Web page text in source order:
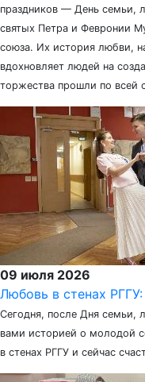
праздников — День семьи,
святых Петра и Февронии
союза. Их история любви,
вдохновляет людей на
торжества прошли по всей
09 июля 2026
Любовь в стенах
Сегодня, после Дня семьи,
вами историей о молодой
в стенах РГГУ и сейчас